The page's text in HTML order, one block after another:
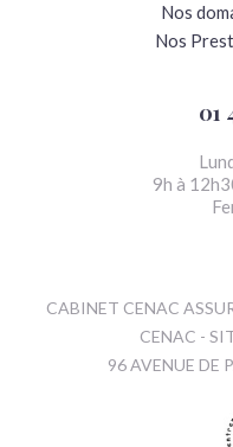
Nos
Nos
01
9h à
CABINET CENAC
CENAC -
96 AVENUE DE